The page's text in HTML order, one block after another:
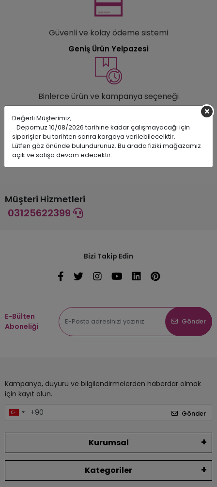
Güvenli ve kolay ödeme sistemi
Geniş Ürün Yelpazesi
Binlerce ürün ve kampanya seçeneği
Öneri ve şikayetlerinizi bize iletebilirsiniz.
Müşteri Hizmetleri
03125622399
Bizi Takip Edin
E-Bülten
Aboneliği
Gönder
Kampanya, duyuru ve bilgilendirmelerden haberdar olmak
için kayıt olun.
Gönder
Kurumsal
Kategoriler
Değerli Müşterimiz,
Depomuz 10/08/2026 tarihine kadar çalışmayacağı için
siparişler bu tarihten sonra kargoya verilebilecelktir.
Lütfen göz önünde bulundurunuz. Bu arada fiziki mağazamız
açık ve satışa devam edecektir.